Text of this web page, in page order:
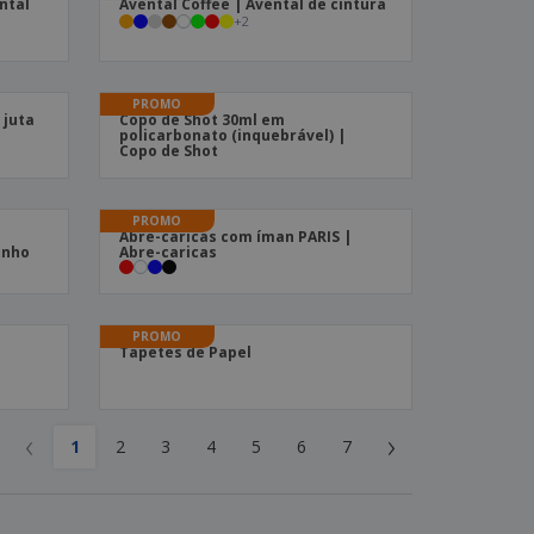
Avental Coffee | Avental de cintura
+2
juta
PROMO
Copo de Shot 30ml em
policarbonato (inquebrável) |
Copo de Shot
PROMO
Abre-caricas com íman PARIS |
Abre-caricas
PROMO
Tapetes de Papel
‹ 1 2 3 4 5 6 7 ›